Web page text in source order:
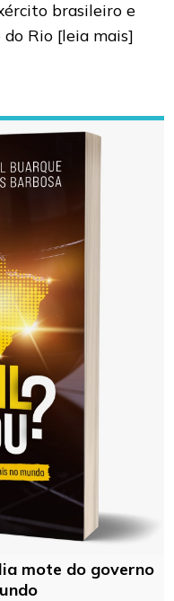
brasileiro e
do Rio [leia mais]
mote do governo